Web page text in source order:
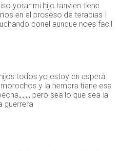
yorar mi hijo tanvien tiene
en el proseso de terapias i
conel aunque noes facil
todos yo estoy en espera
y la hembra tiene esa
pero sea lo que sea la
guerrera